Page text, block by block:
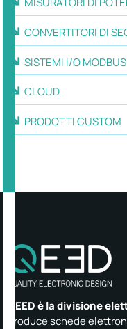
CONVERTITORI DI
SISTEMI I/O MODBUS
CLOUD
PRODOTTI CUSTOM
QEED è la divisione
produce schede